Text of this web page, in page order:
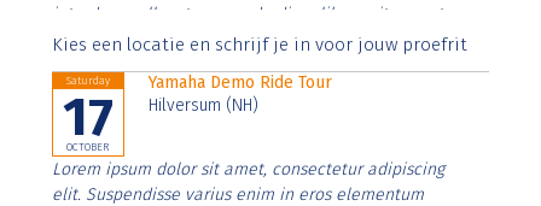
interdum nulla, ut commodo diam libero vitae erat.
Aenean faucibus nibh et justo cursus id rutrum lorem
Kies een locatie en schrijf je in voor jouw proefrit
Saturday
17
OCTOBER
Yamaha Demo Ride Tour
Hilversum (NH)
Lorem ipsum dolor sit amet, consectetur adipiscing
elit. Suspendisse varius enim in eros elementum